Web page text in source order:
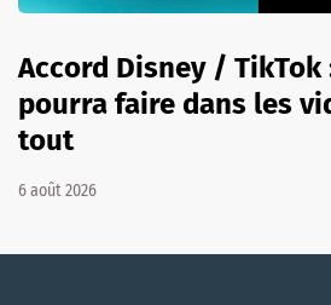
Accord Disney / TikTok
pourra faire dans les
tout
6 août 2026